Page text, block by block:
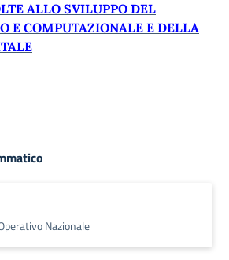
ALLO SVILUPPO DEL
E COMPUTAZIONALE E DELLA
Nazionale